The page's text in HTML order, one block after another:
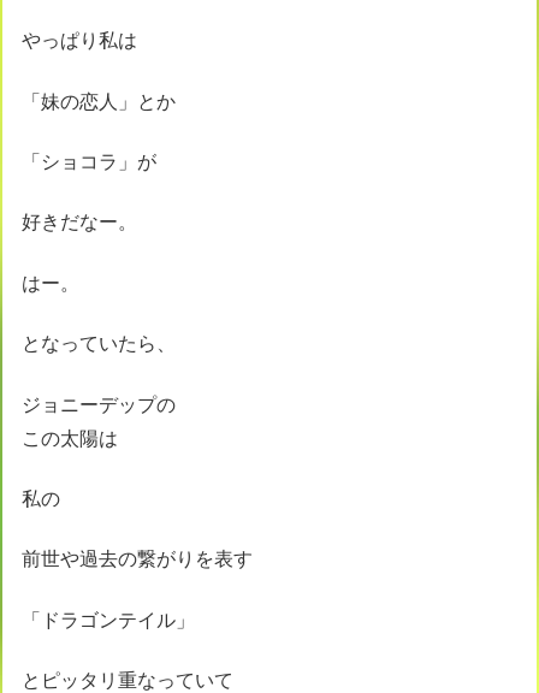
やっぱり私は
「妹の恋人」とか
「ショコラ」が
好きだなー。
はー。
となっていたら、
ジョニーデップの
この太陽は
私の
前世や過去の繋がりを表す
「ドラゴンテイル」
とピッタリ重なっていて